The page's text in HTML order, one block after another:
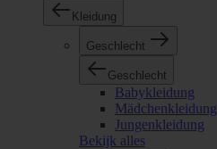
Kleidung
Geschlecht
Geschlecht
Babykleidung
Mädchenkleidung
Jungenkleidung
Bekijk alles